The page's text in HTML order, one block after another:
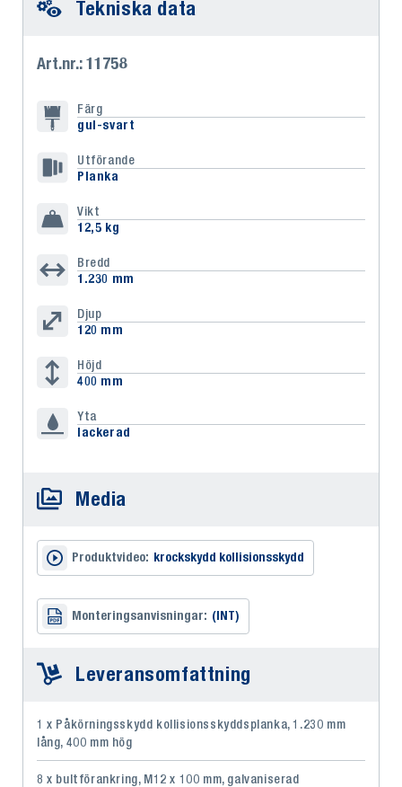
Tekniska data
Art.nr.: 11758
Färg
gul-svart
Utförande
Planka
Vikt
12,5 kg
Bredd
1.230 mm
Djup
120 mm
Höjd
400 mm
Yta
lackerad
Media
Produktvideo: krockskydd kollisionsskydd
Monteringsanvisningar: (INT)
Leveransomfattning
1 x Påkörningsskydd kollisionsskyddsplanka, 1.230 mm
lång, 400 mm hög
8 x bultförankring, M12 x 100 mm, galvaniserad